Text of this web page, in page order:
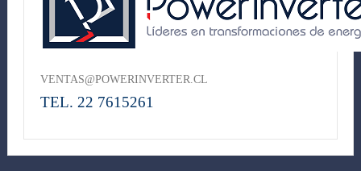
VENTAS@POWERINVERTER.CL
TEL. 22 7615261